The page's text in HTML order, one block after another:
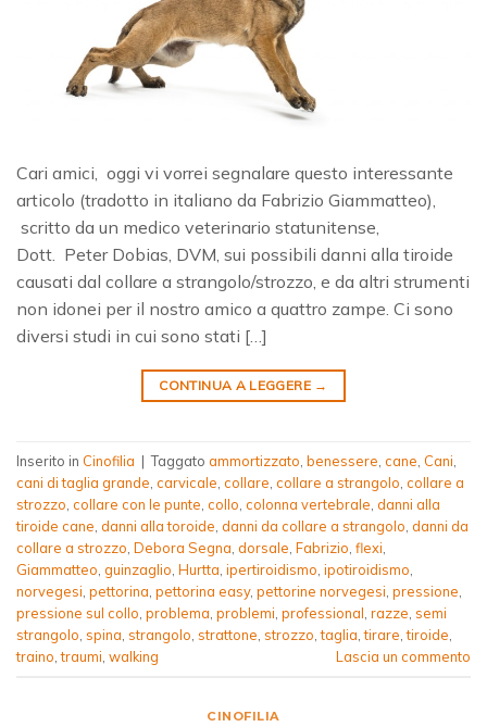
Cari amici, oggi vi vorrei segnalare questo interessante
articolo (tradotto in italiano da Fabrizio Giammatteo),
scritto da un medico veterinario statunitense,
Dott. Peter Dobias, DVM, sui possibili danni alla tiroide
causati dal collare a strangolo/strozzo, e da altri strumenti
non idonei per il nostro amico a quattro zampe. Ci sono
diversi studi in cui sono stati […]
CONTINUA A LEGGERE →
Inserito in Cinofilia | Taggato ammortizzato benessere cane Cani
cani di taglia grande carvicale collare collare a strangolo collare a
strozzo collare con le punte collo colonna vertebrale danni alla
tiroide cane danni alla toroide danni da collare a strangolo danni da
collare a strozzo Debora Segna dorsale Fabrizio flexi
Giammatteo guinzaglio Hurtta ipertiroidismo ipotiroidismo
norvegesi pettorina pettorina easy, pettorine norvegesi pressione
pressione sul collo problema problemi professional razze semi
strangolo spina strangolo strattone strozzo ,taglia ,tirare ,tiroide
traino ,traumi walking Lascia un commento
CINOFILIA